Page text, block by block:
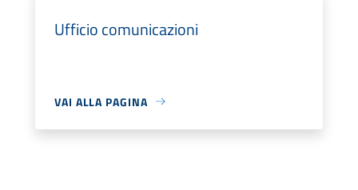
Ufficio comunicazioni
VAI ALLA PAGINA